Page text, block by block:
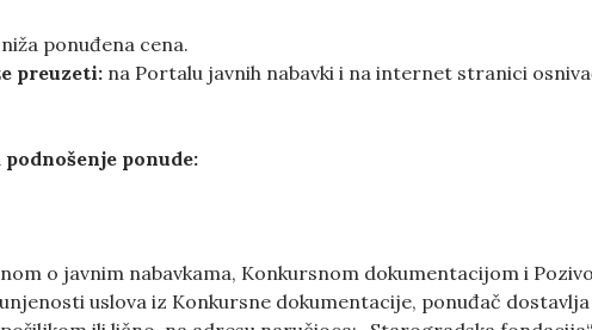
ponuđena cena.
preuzeti: na Portalu javnih nabavki i na internet stranici
ponude:
o javnim nabavkama, Konkursnom dokumentacijom i
uslova iz Konkursne dokumentacije, ponuđač dostavlja